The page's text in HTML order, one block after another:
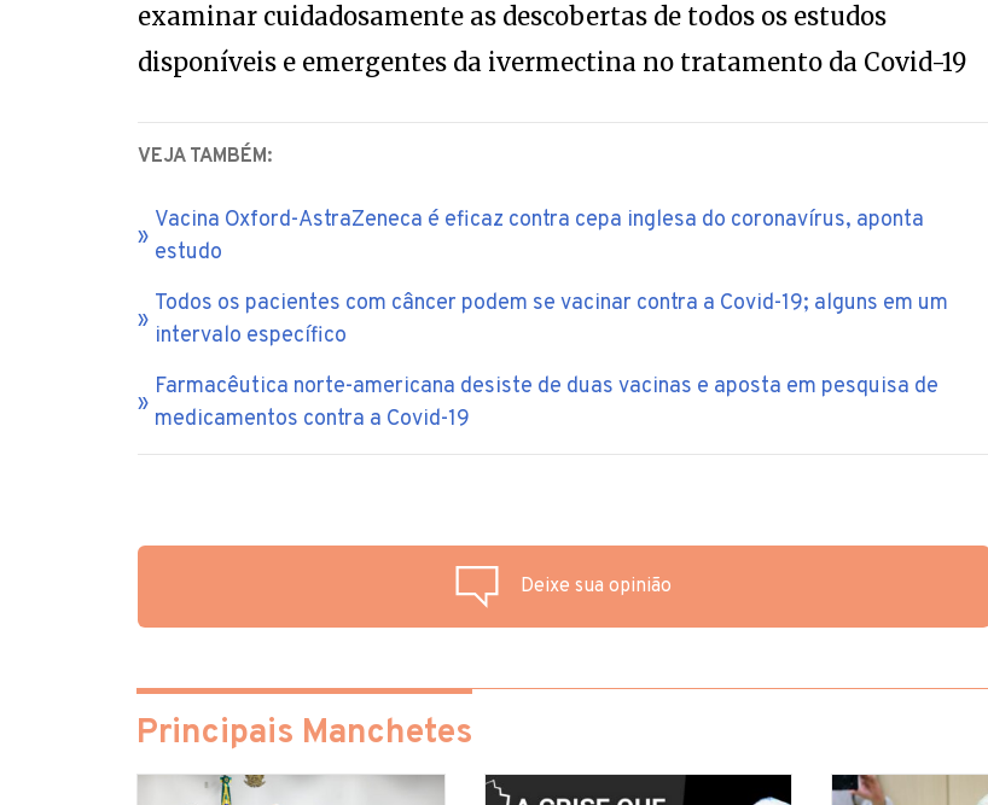
examinar cuidadosamente as descobertas de todos os estudos
disponíveis e emergentes da ivermectina no tratamento da Covid-19
VEJA TAMBÉM:
Vacina Oxford-AstraZeneca é eficaz contra cepa inglesa do coronavírus, aponta
estudo
Todos os pacientes com câncer podem se vacinar contra a Covid-19; alguns em um
intervalo específico
Farmacêutica norte-americana desiste de duas vacinas e aposta em pesquisa de
medicamentos contra a Covid-19
Deixe sua opinião
Principais Manchetes